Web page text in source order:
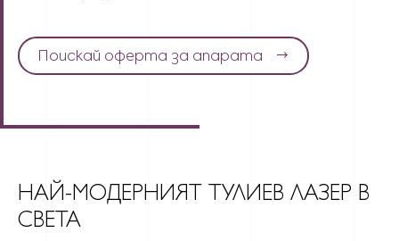
Поискай оферта за апарата
НАЙ-МОДЕРНИЯТ ТУЛИЕВ ЛАЗЕР В
СВЕТА